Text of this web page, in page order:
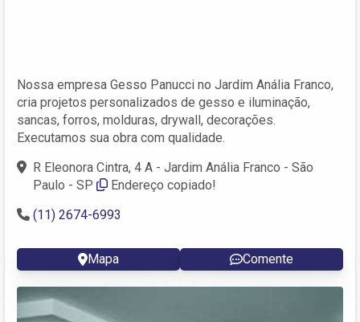
Nossa empresa Gesso Panucci no Jardim Anália Franco,
cria projetos personalizados de gesso e iluminação,
sancas, forros, molduras, drywall, decorações.
Executamos sua obra com qualidade.
R Eleonora Cintra, 4 A - Jardim Anália Franco - São
Paulo - SP
Endereço copiado!
(11) 2674-6993
Mapa Comente